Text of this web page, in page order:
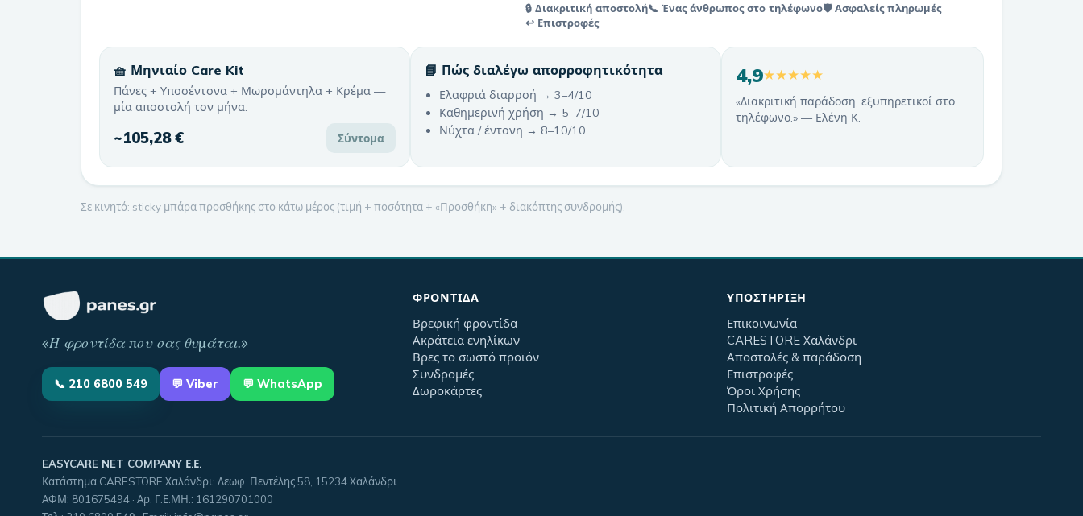
🔒 Διακριτική αποστολή📞 Ένας άνθρωπος στο τηλέφωνο🛡️ Ασφαλείς πληρωμές
↩️ Επιστροφές
🧺 Μηνιαίο Care Kit
Πάνες + Υποσέντονα + Μωρομάντηλα + Κρέμα —
μία αποστολή τον μήνα.
~105,28 € Σύντομα
📘 Πώς διαλέγω απορροφητικότητα
Ελαφριά διαρροή → 3–4/10
Καθημερινή χρήση → 5–7/10
Νύχτα / έντονη → 8–10/10
4,9★★★★★
«Διακριτική παράδοση, εξυπηρετικοί στο
τηλέφωνο.» — Ελένη Κ.
Σε κινητό: sticky μπάρα προσθήκης στο κάτω μέρος (τιμή + ποσότητα + «Προσθήκη» + διακόπτης συνδρομής).
«Η φροντίδα που σας θυμάται.»
📞 210 6800 549 💬 Viber 💬 WhatsApp
ΦΡΟΝΤΊΔΑ
Βρεφική φροντίδα
Ακράτεια ενηλίκων
Βρες το σωστό προϊόν
Συνδρομές
Δωροκάρτες
ΥΠΟΣΤΉΡΙΞΗ
Επικοινωνία
CARESTORE Χαλάνδρι
Αποστολές & παράδοση
Επιστροφές
Όροι Χρήσης
Πολιτική Απορρήτου
EASYCARE NET COMPANY Ε.Ε.
Κατάστημα CARESTORE Χαλάνδρι: Λεωφ. Πεντέλης 58, 15234 Χαλάνδρι
ΑΦΜ: 801675494 · Αρ. Γ.Ε.ΜΗ.: 161290701000